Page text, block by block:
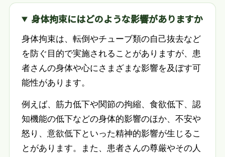
身体拘束にはどのような影響がありますか
身体拘束は、転倒やチューブ類の自己抜去など
を防ぐ目的で実施されることがありますが、患
者さんの身体や心にさまざまな影響を及ぼす可
能性があります。
例えば、筋力低下や関節の拘縮、食欲低下、認
知機能の低下などの身体的影響のほか、不安や
怒り、意欲低下といった精神的影響が生じるこ
とがあります。また、患者さんの尊厳やその人